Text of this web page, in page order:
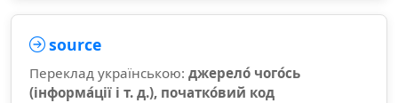
source
Переклад українською: джерело́ чого́сь
(інформа́ції і т. д.), початко́вий код